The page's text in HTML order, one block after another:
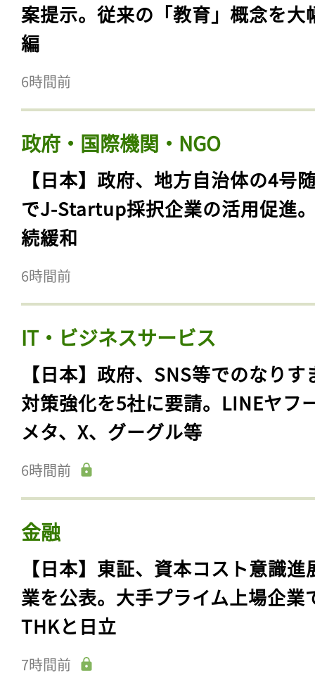
案提示。従来の「教育」概念を大
編
6時間前
政府・国際機関・NGO
【日本】政府、地方自治体の4号
でJ-Startup採択企業の活用促進
続緩和
6時間前
IT・ビジネスサービス
【日本】政府、SNS等でのなりす
対策強化を5社に要請。LINEヤフ
メタ、X、グーグル等
6時間前
金融
【日本】東証、資本コスト意識進
業を公表。大手プライム上場企業
THKと日立
7時間前